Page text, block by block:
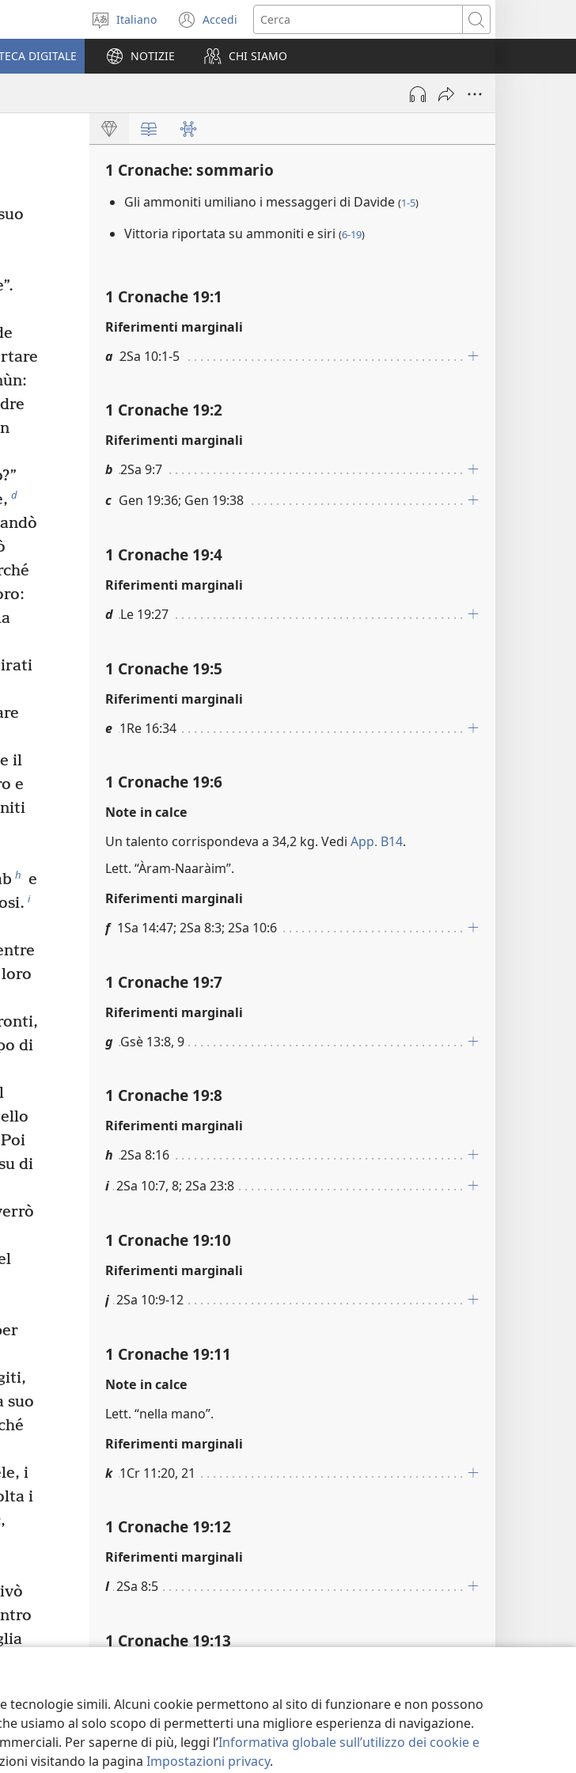
tecnologie simili. Alcuni cookie permettono al sito di funzionare e non possono
usiamo al solo scopo di permetterti una migliore esperienza di navigazione.
Per saperne di più, leggi l’Informativa globale sull’utilizzo dei cookie e
visitando la pagina Impostazioni privacy.
Seleziona
la
lingua
Italiano Accedi
(apre
una
nuova
finestra)
Cerca
DIGITALE NOTIZIE CHI SIAMO
d
il
e
h e
i
di
Poi
di
suo
i
i
1 Cronache: sommario
Gli ammoniti umiliano i messaggeri di Davide (1-5)
Vittoria riportata su ammoniti e siri (6-19)
1 Cronache 19:1
Riferimenti marginali
a 2Sa 10:1-5
1 Cronache 19:2
Riferimenti marginali
b 2Sa 9:7
c Gen 19:36; Gen 19:38
1 Cronache 19:4
Riferimenti marginali
d Le 19:27
1 Cronache 19:5
Riferimenti marginali
e 1Re 16:34
1 Cronache 19:6
Note in calce
Un talento corrispondeva a 34,2 kg. Vedi App. B14.
Lett. “Àram-Naaràim”.
Riferimenti marginali
f 1Sa 14:47; 2Sa 8:3; 2Sa 10:6
1 Cronache 19:7
Riferimenti marginali
g Gsè 13:8, 9
1 Cronache 19:8
Riferimenti marginali
h 2Sa 8:16
i 2Sa 10:7, 8; 2Sa 23:8
1 Cronache 19:10
Riferimenti marginali
j 2Sa 10:9-12
1 Cronache 19:11
Note in calce
Lett. “nella mano”.
Riferimenti marginali
k 1Cr 11:20, 21
1 Cronache 19:12
Riferimenti marginali
l 2Sa 8:5
1 Cronache 19:13
m De 31:6; Gsè 1:9
1 Cronache 19:14